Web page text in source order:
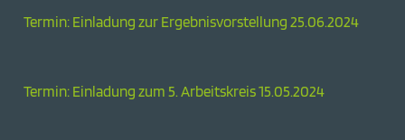
Termin: Einladung zur Ergebnisvorstellung 25.06.2024
Termin: Einladung zum 5. Arbeitskreis 15.05.2024